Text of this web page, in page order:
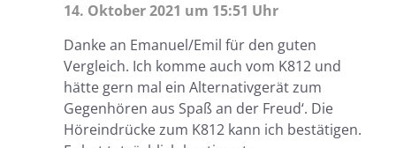
14. Oktober 2021 um 15:51 Uhr
Danke an Emanuel/Emil für den guten
Vergleich. Ich komme auch vom K812 und
hätte gern mal ein Alternativgerät zum
Gegenhören aus Spaß an der Freud‘. Die
Höreindrücke zum K812 kann ich bestätigen.